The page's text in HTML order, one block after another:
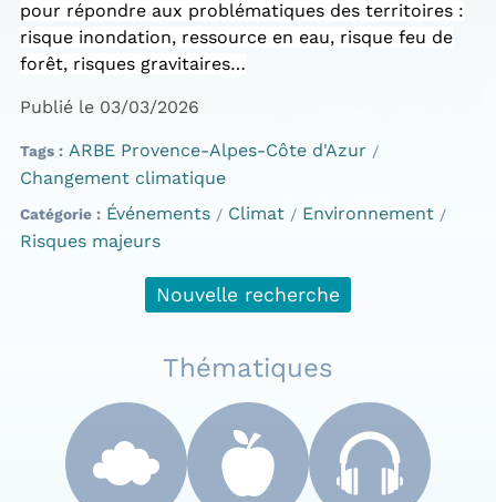
pour répondre aux problématiques des territoires :
risque inondation, ressource en eau, risque feu de
forêt, risques gravitaires…
Publié le 03/03/2026
Tags
ARBE Provence-Alpes-Côte d'Azur
Changement climatique
Catégorie Événements Climat
Environnement
Risques majeurs
Nouvelle recherche
Thématiques